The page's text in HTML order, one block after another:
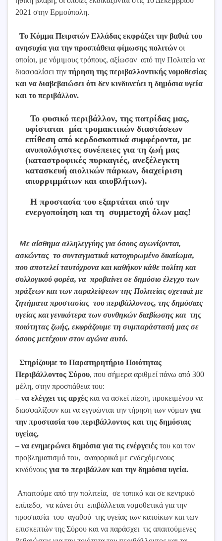
2021 στην Ερμούπολη.
Το Κόμμα Πειρατών Ελλάδας εκφράζει την βαθιά του
ανησυχία για την προσπάθεια φίμωσης πολιτών οι
οποίοι, με νόμιμους τρόπους, αξίωσαν από την Πολιτεία να
διασφαλίσει την τήρηση της περιβαλλοντικής νομοθεσίας
και να διαβεβαιώσει ότι δεν κινδυνεύει η δημόσια υγεία
και το περιβάλλον.
Το φυσικό περιβάλλον, της πατρίδας μας,
υφίσταται μία τρομακτικών διαστάσεων
επίθεση από κερδοσκοπικά συμφέροντα, με
ανυπολόγιστες συνέπειες για τη ζωή μας
(καταστροφικές πυρκαγιές, ανεξέλεγκτη
κατασκευή αιολικών πάρκων, διαχείριση
απορριμμάτων και αποβλήτων).
Η προστασία του εξαρτάται από την
ενεργοποίηση και τη συμμετοχή όλων μας!
Με αίσθημα αλληλεγγύης για όσους αγωνίζονται,
ασκώντας το συνταγματικά κατοχυρωμένο δικαίωμα,
που αποτελεί ταυτόχρονα και καθήκον κάθε πολίτη και
συλλογικού φορέα, να προβαίνει σε δημόσιο έλεγχο των
πράξεων και των παραλείψεων της Πολιτείας σχετικά με
ζητήματα προστασίας του περιβάλλοντος, της δημόσιας
υγείας και γενικότερα των συνθηκών διαβίωσης και της
ποιότητας ζωής, εκφράζουμε τη συμπαράστασή μας σε
όσους μετέχουν στον αγώνα αυτό.
Στηρίζουμε το Παρατηρητήριο Ποιότητας
Περιβάλλοντος Σύρου, που σήμερα αριθμεί πάνω από 300
μέλη, στην προσπάθεια του:
– να ελέγχει τις αρχές και να ασκεί πίεση, προκειμένου να
διασφαλίζουν και να εγγυώνται την τήρηση των νόμων για
την προστασία του περιβάλλοντος και της δημόσιας
υγείας,
– να ενημερώνει δημόσια για τις ενέργειές του και τον
προβληματισμό του, αναφορικά με ενδεχόμενους
κινδύνους για το περιβάλλον και την δημόσια υγεία.
Απαιτούμε από την πολιτεία, σε τοπικό και σε κεντρικό
επίπεδο, να κάνει ότι επιβάλλεται νομοθετικά για την
προστασία του αγαθού της υγείας των κατοίκων και των
επισκεπτών της Σύρου και να παράσχει τις απαιτούμενες